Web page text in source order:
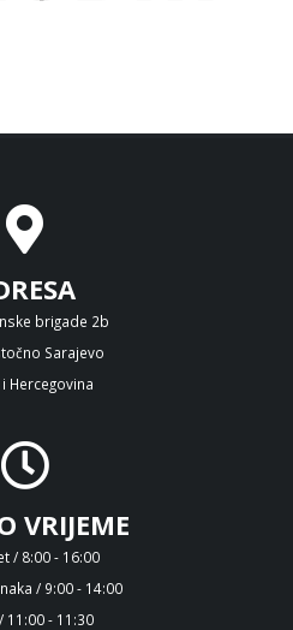
brigade 2b
Sarajevo
Hercegovina
VRIJEME
/ 8:00 - 16:00
/ 9:00 - 14:00
11:00 - 11:30